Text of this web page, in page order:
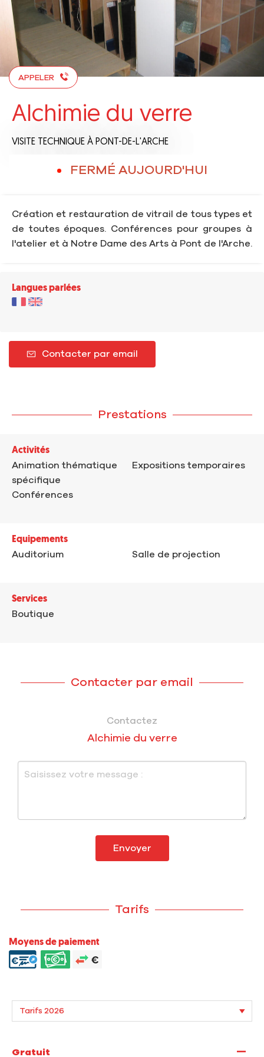
APPELER
Alchimie du verre
VISITE TECHNIQUE À PONT-DE-L'ARCHE
FERMÉ AUJOURD'HUI
Création et restauration de vitrail de tous types et
de toutes époques. Conférences pour groupes à
l'atelier et à Notre Dame des Arts à Pont de l'Arche.
Langues parlées
Contacter par email
Prestations
Activités
Animation thématique
spécifique
Conférences
Expositions temporaires
Equipements
Auditorium
Salle de projection
Services
Boutique
Contacter par email
Contactez
Alchimie du verre
Envoyer
Tarifs
Moyens de paiement
Gratuit —